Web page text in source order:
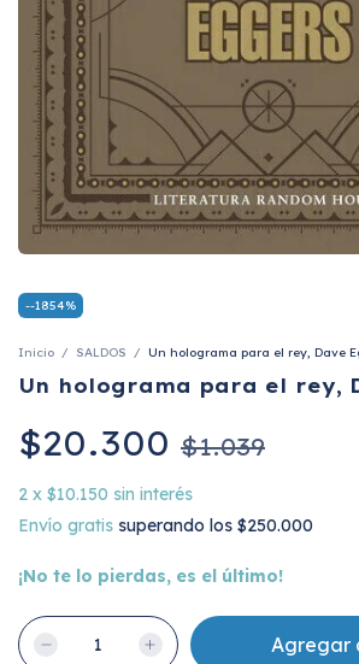
--1854%
Inicio / SALDOS / Un holograma para el rey, Dave
Un holograma para el rey,
$20.300 $1.039
2 x $10.150 sin interés
Envío gratis superando los $250.000
¡No te lo pierdas, es el último!